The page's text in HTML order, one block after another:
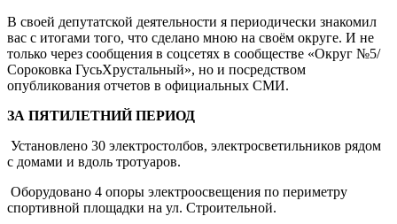
В своей депутатской деятельности я периодически знакомил
вас с итогами того, что сделано мною на своём округе. И не
только через сообщения в соцсетях в сообществе «Округ №5/
Сороковка Гусь­Хрустальный», но и посредством
опубликования отчетов в официальных СМИ.
ЗА ПЯТИЛЕТНИЙ ПЕРИОД
­ Установлено 30 электростолбов, электросветильников рядом
с домами и вдоль тротуаров.
­ Оборудовано 4 опоры электроосвещения по периметру
спортивной площадки на ул. Строительной.